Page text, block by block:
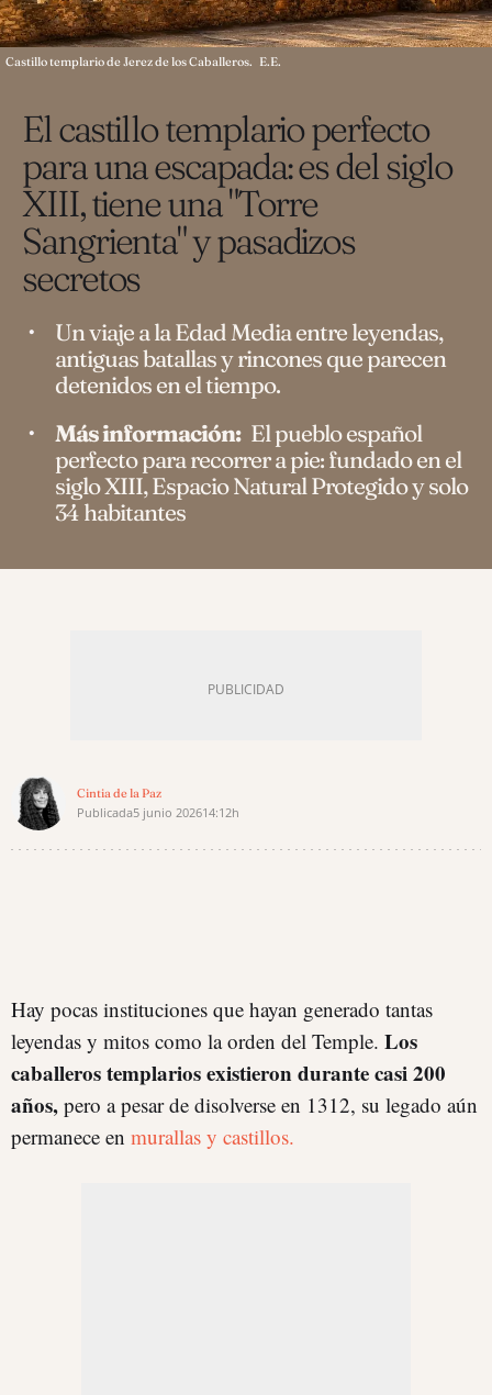
El castillo templario perfecto
para una escapada: es del siglo
XIII, tiene una "Torre
Sangrienta" y pasadizos
secretos
Un viaje a la Edad Media entre leyendas,
antiguas batallas y rincones que parecen
detenidos en el tiempo.
Más información: El pueblo español
perfecto para recorrer a pie: fundado en el
siglo XIII, Espacio Natural Protegido y solo
34 habitantes
Castillo templario de Jerez de los Caballeros. E.E.
Cintia de la Paz
Publicada5 junio 202614:12h
Hay pocas instituciones que hayan generado tantas
leyendas y mitos como la orden del Temple. Los
caballeros templarios existieron durante casi 200
años, pero a pesar de disolverse en 1312, su legado aún
permanece en murallas y castillos.